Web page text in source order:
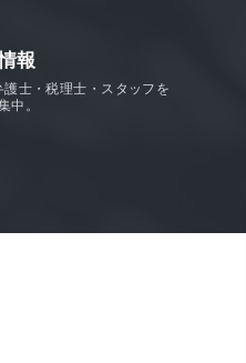
報
士・税理士・スタッフを
中。